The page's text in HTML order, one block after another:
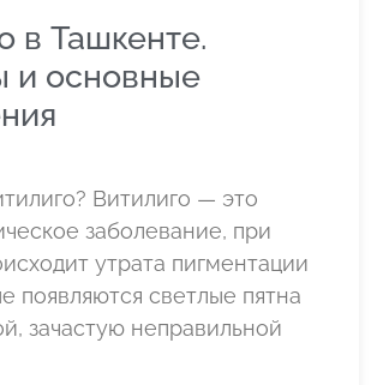
в Ташкенте.
и основные
Витилиго — это
заболевание, при
утрата пигментации
появляются светлые пятна
зачастую неправильной